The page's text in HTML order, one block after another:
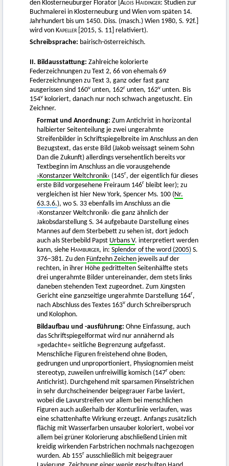
den Klosterneuburger Florator [Alois Haidinger: Studien zur
Buchmalerei in Klosterneuburg und Wien vom späten 14.
Jahrhundert bis um 1450. Diss. (masch.) Wien 1980, S. 92f.]
wird von Kapeller [2015, S. 11] relativiert).
Schreibsprache: bairisch-österreichisch.
II. Bildausstattung: Zahlreiche kolorierte
Federzeichnungen zu Text 2, 66 von ehemals 69
Federzeichnungen zu Text 3, ganz oder fast ganz
ausgerissen sind 160v unten, 162r unten, 162v unten. Bis
154v koloriert, danach nur noch schwach angetuscht. Ein
Zeichner.
Format und Anordnung: Zum Antichrist in horizontal
halbierter Seitenteilung je zwei ungerahmte
Streifenbilder in Schriftspiegelbreite im Anschluss an den
Bezugstext, das erste Bild (Jakob weissagt seinem Sohn
Dan die Zukunft) allerdings versehentlich bereits vor
Textbeginn im Anschluss an die vorausgehende
›Konstanzer Weltchronik‹ (145r, der eigentlich für dieses
erste Bild vorgesehene Freiraum 146r bleibt leer); zu
vergleichen ist hier New York, Spencer Ms. 100 ( Nr.
63.3.6.), wo S. 33 ebenfalls im Anschluss an die
›Konstanzer Weltchronik‹ die ganz ähnlich der
Jakobsdarstellung S. 34 aufgebaute Darstellung eines
Mannes auf dem Sterbebett zu sehen ist, dort jedoch
auch als Sterbebild Papst Urbans V. interpretiert werden
kann, siehe Hamburger, in: Splendor of the word (2005) S.
376–381. Zu den Fünfzehn Zeichen jeweils auf der
rechten, in ihrer Höhe gedrittelten Seitenhälfte stets
drei ungerahmte Bilder untereinander, dem stets links
daneben stehenden Text zugeordnet. Zum Jüngsten
Gericht eine ganzseitige ungerahmte Darstellung 164r,
nach Abschluss des Textes 163v durch Schreiberspruch
und Kolophon.
Bildaufbau und -ausführung: Ohne Einfassung, auch
das Schriftspiegelformat wird nur annähernd als
»gedachte« seitliche Begrenzung aufgefasst.
Menschliche Figuren freistehend ohne Boden,
gedrungen und unproportioniert, Physiognomien meist
stereotyp, zuweilen unfreiwillig komisch (147r oben:
Antichrist). Durchgehend mit sparsamen Pinselstrichen
in sehr durchscheinender beigegrauer Farbe laviert,
wobei die Lavurstreifen vor allem bei menschlichen
Figuren auch außerhalb der Konturlinie verlaufen, was
eine schattenhafte Wirkung erzeugt. Anfangs zusätzlich
flächig mit Wasserfarben unsauber koloriert, wobei vor
allem bei grüner Kolorierung abschließend Linien mit
kreidig wirkenden Farbstrichen nochmals nachgezogen
wurden. Ab 155r ausschließlich mit beigegrauer